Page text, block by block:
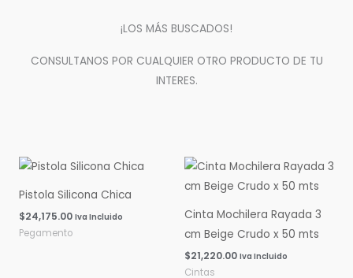
¡LOS MÁS BUSCADOS!
CONSULTANOS POR CUALQUIER OTRO PRODUCTO DE TU
INTERES.
Pistola Silicona Chica
$24,175.00 Iva Incluido
Pegamento
Cinta Mochilera Rayada 3
cm Beige Crudo x 50 mts
$21,220.00 Iva Incluido
Cintas